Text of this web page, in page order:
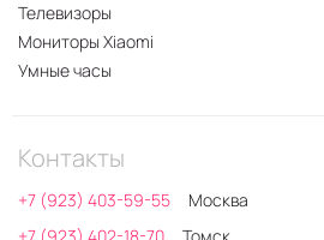
Телевизоры
Мониторы Xiaomi
Умные часы
Контакты
+7 (923) 403-59-55
Москва